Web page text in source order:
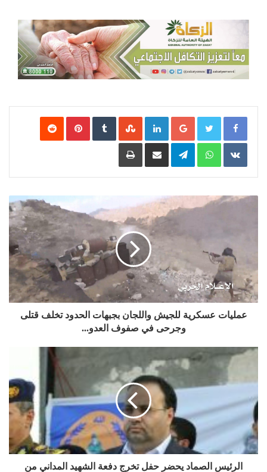
Google+
LinkedIn
‏StumbleUpon
‏VKontakte
WhatsApp
Telegram مشاركة عبر البريد طباعة
عمليات عسكرية للجيش واللجان بجبهات الحدود تخلف قتلى
وجرحى في صفوف العدو...
الرئيس الصماد يحضر حفل تخرج دفعة الشهيد المداني من